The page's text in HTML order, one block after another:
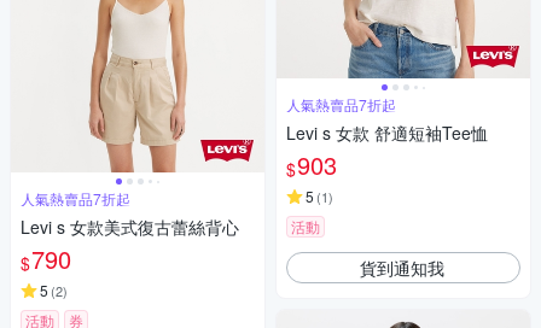
人氣熱賣品7折起
Levi s 女款美式復古蕾絲背心
$790
5 (2)
活動 券
人氣熱賣品7折起
Levi s 女款 舒適短袖Tee恤
$903
5 (1)
活動
貨到通知我